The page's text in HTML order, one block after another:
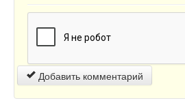
Добавить комментарий